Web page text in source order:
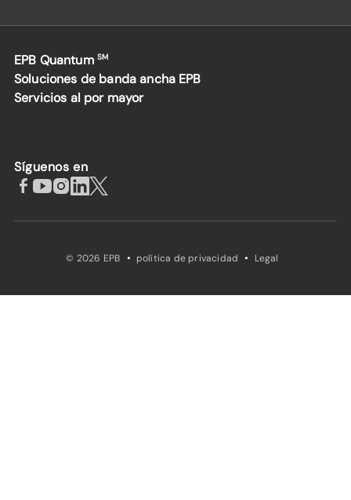
EPB Quantum SM
Soluciones de banda ancha EPB
Servicios al por mayor
Síguenos en
© 2026 EPB · política de privacidad · Legal